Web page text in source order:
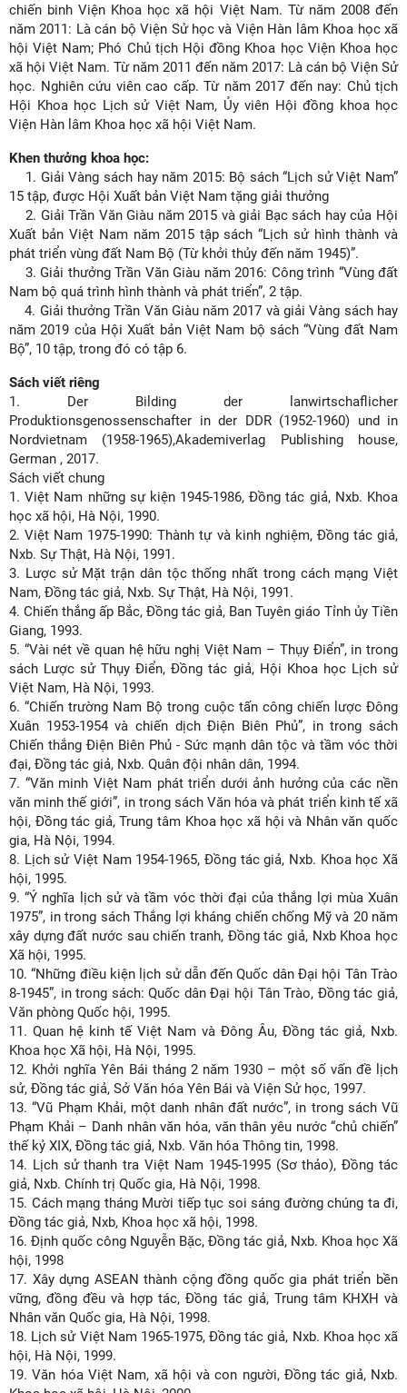
chiến binh Viện Khoa học xã hội Việt Nam. Từ năm 2008 đến
năm 2011: Là cán bộ Viện Sử học và Viện Hàn lâm Khoa học xã
hội Việt Nam; Phó Chủ tịch Hội đồng Khoa học Viện Khoa học
xã hội Việt Nam. Từ năm 2011 đến năm 2017: Là cán bộ Viện Sử
học. Nghiên cứu viên cao cấp. Từ năm 2017 đến nay: Chủ tịch
Hội Khoa học Lịch sử Việt Nam, Ủy viên Hội đồng khoa học
Viện Hàn lâm Khoa học xã hội Việt Nam.
Khen thưởng khoa học:
1. Giải Vàng sách hay năm 2015: Bộ sách “Lịch sử Việt Nam”
15 tập, được Hội Xuất bản Việt Nam tặng giải thưởng
2. Giải Trần Văn Giàu năm 2015 và giải Bạc sách hay của Hội
Xuất bản Việt Nam năm 2015 tập sách “Lịch sử hình thành và
phát triển vùng đất Nam Bộ (Từ khởi thủy đến năm 1945)”.
3. Giải thưởng Trần Văn Giàu năm 2016: Công trình “Vùng đất
Nam bộ quá trình hình thành và phát triển”, 2 tập.
4. Giải thưởng Trần Văn Giàu năm 2017 và giải Vàng sách hay
năm 2019 của Hội Xuất bản Việt Nam bộ sách “Vùng đất Nam
Bộ”, 10 tập, trong đó có tập 6.
Sách viết riêng
1. Der Bilding der lanwirtschaflicher
Produktionsgenossenschafter in der DDR (1952-1960) und in
Nordvietnam (1958-1965),Akademiverlag Publishing house,
German , 2017.
Sách viết chung
1. Việt Nam những sự kiện 1945-1986, Đồng tác giả, Nxb. Khoa
học xã hội, Hà Nội, 1990.
2. Việt Nam 1975-1990: Thành tự và kinh nghiệm, Đồng tác giả,
Nxb. Sự Thật, Hà Nội, 1991.
3. Lược sử Mặt trận dân tộc thống nhất trong cách mạng Việt
Nam, Đồng tác giả, Nxb. Sự Thật, Hà Nội, 1991.
4. Chiến thắng ấp Bắc, Đồng tác giả, Ban Tuyên giáo Tỉnh ủy Tiền
Giang, 1993.
5. “Vài nét về quan hệ hữu nghị Việt Nam – Thụy Điển”, in trong
sách Lược sử Thụy Điển, Đồng tác giả, Hội Khoa học Lịch sử
Việt Nam, Hà Nội, 1993.
6. “Chiến trường Nam Bộ trong cuộc tấn công chiến lược Đông
Xuân 1953-1954 và chiến dịch Điện Biên Phủ”, in trong sách
Chiến thắng Điện Biên Phủ - Sức mạnh dân tộc và tầm vóc thời
đại, Đồng tác giả, Nxb. Quân đội nhân dân, 1994.
7. “Văn minh Việt Nam phát triển dưới ảnh hưởng của các nền
văn minh thế giới”, in trong sách Văn hóa và phát triển kinh tế xã
hội, Đồng tác giả, Trung tâm Khoa học xã hội và Nhân văn quốc
gia, Hà Nội, 1994.
8. Lịch sử Việt Nam 1954-1965, Đồng tác giả, Nxb. Khoa học Xã
hội, 1995.
9. “Ý nghĩa lịch sử và tầm vóc thời đại của thắng lợi mùa Xuân
1975”, in trong sách Thắng lợi kháng chiến chống Mỹ và 20 năm
xây dựng đất nước sau chiến tranh, Đồng tác giả, Nxb Khoa học
Xã hội, 1995.
10. “Những điều kiện lịch sử dẫn đến Quốc dân Đại hội Tân Trào
8-1945”, in trong sách: Quốc dân Đại hội Tân Trào, Đồng tác giả,
Văn phòng Quốc hội, 1995.
11. Quan hệ kinh tế Việt Nam và Đông Âu, Đồng tác giả, Nxb.
Khoa học Xã hội, Hà Nội, 1995.
12. Khởi nghĩa Yên Bái tháng 2 năm 1930 – một số vấn đề lịch
sử, Đồng tác giả, Sở Văn hóa Yên Bái và Viện Sử học, 1997.
13. “Vũ Phạm Khải, một danh nhân đất nước”, in trong sách Vũ
Phạm Khải – Danh nhân văn hóa, văn thân yêu nước “chủ chiến”
thế kỷ XIX, Đồng tác giả, Nxb. Văn hóa Thông tin, 1998.
14. Lịch sử thanh tra Việt Nam 1945-1995 (Sơ thảo), Đồng tác
giả, Nxb. Chính trị Quốc gia, Hà Nội, 1998.
15. Cách mạng tháng Mười tiếp tục soi sáng đường chúng ta đi,
Đồng tác giả, Nxb, Khoa học xã hội, 1998.
16. Định quốc công Nguyễn Bặc, Đồng tác giả, Nxb. Khoa học Xã
hội, 1998
17. Xây dựng ASEAN thành cộng đồng quốc gia phát triển bền
vững, đồng đều và hợp tác, Đồng tác giả, Trung tâm KHXH và
Nhân văn Quốc gia, Hà Nội, 1998.
18. Lịch sử Việt Nam 1965-1975, Đồng tác giả, Nxb. Khoa học xã
hội, Hà Nội, 1999.
19. Văn hóa Việt Nam, xã hội và con người, Đồng tác giả, Nxb.